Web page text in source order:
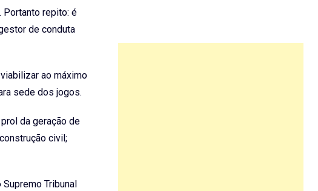
Portanto repito: é
de conduta
ao máximo
sede dos jogos.
da geração de
civil;
Tribunal